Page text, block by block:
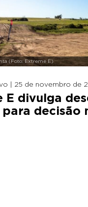
(Foto: Extreme E)
| 25 de novembro de
E divulga
decisão